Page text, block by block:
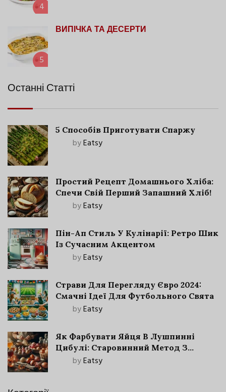
4
5
ВИПІЧКА ТА ДЕСЕРТИ
Останні Статті
5 Способів Приготувати Спаржу
byEatsy
Простий Рецепт Домашнього Хліба:
Спечи Свій Перший Запашний Хліб!
byEatsy
Пін-Ап Стиль У Кулінарії: Ретро Шик
Із Сучасним Акцентом
byEatsy
Страви Для Перегляду Євро 2024:
Смачні Ідеї Для Футбольного Свята
byEatsy
Як Фарбувати Яйця В Лушпинні
Цибулі: Старовинний Метод З
Сучасними Нюансами
byEatsy